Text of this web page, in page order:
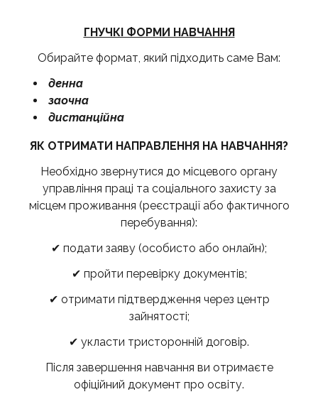
ГНУЧКІ ФОРМИ НАВЧАННЯ
Обирайте формат, який підходить саме Вам:
денна
заочна
дистанційна
ЯК ОТРИМАТИ НАПРАВЛЕННЯ НА НАВЧАННЯ?
Необхідно звернутися до місцевого органу
управління праці та соціального захисту за
місцем проживання (реєстрації або фактичного
перебування):
✔ подати заяву (особисто або онлайн);
✔ пройти перевірку документів;
✔ отримати підтвердження через центр
зайнятості;
✔ укласти тристоронній договір.
Після завершення навчання ви отримаєте
офіційний документ про освіту.